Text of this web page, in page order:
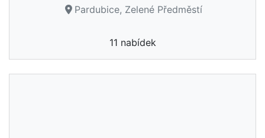
Pardubice, Zelené Předměstí
11 nabídek